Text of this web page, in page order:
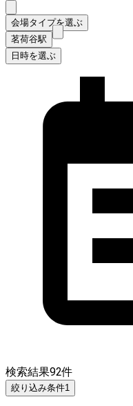
会場タイプを選ぶ
茗荷谷駅
日時を選ぶ
検索結果92件
絞り込み条件1